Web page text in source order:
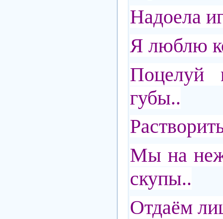
Надоела
Я люблю
Поцелуй
губы..
Мы на
скупы..
Отдаём